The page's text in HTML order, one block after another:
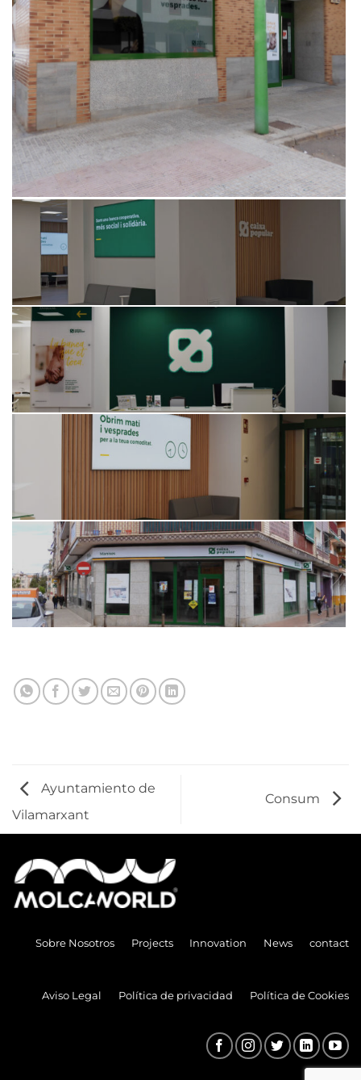
Ayuntamiento de
Vilamarxant
Consum
contact
News
Innovation
Projects
Sobre Nosotros
Política de Cookies
Política de privacidad
Aviso Legal